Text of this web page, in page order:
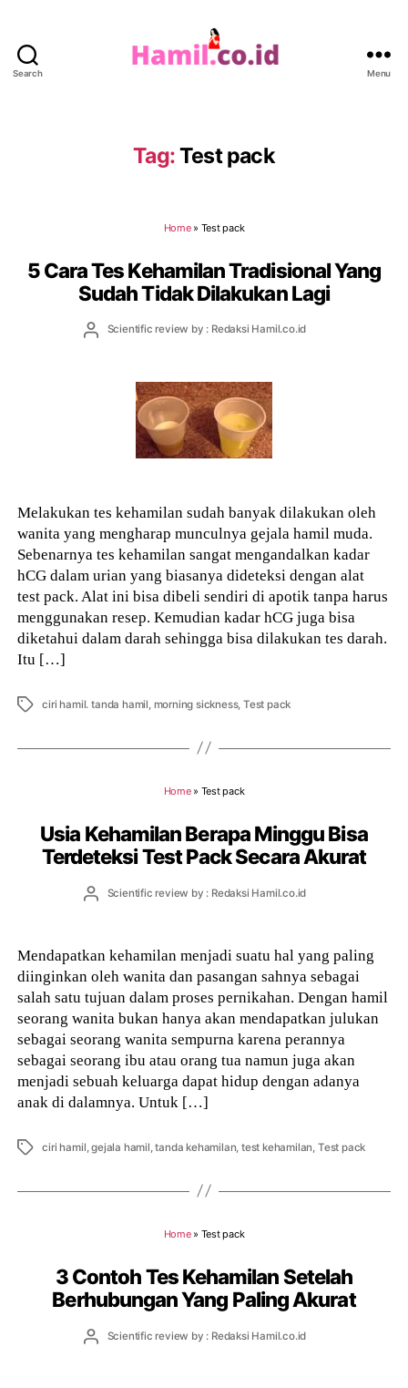
Search Menu
Tag:Test pack
Home» Test pack
5 Cara Tes Kehamilan Tradisional Yang
Sudah Tidak Dilakukan Lagi
PostScientific review by : Redaksi Hamil.co.id
Melakukan tes kehamilan sudah banyak dilakukan oleh
wanita yang mengharap munculnya gejala hamil muda.
Sebenarnya tes kehamilan sangat mengandalkan kadar
hCG dalam urian yang biasanya dideteksi dengan alat
test pack. Alat ini bisa dibeli sendiri di apotik tanpa harus
menggunakan resep. Kemudian kadar hCG juga bisa
diketahui dalam darah sehingga bisa dilakukan tes darah.
Itu […]
Tags ciri hamil. tanda hamil morning sickness,Test pack
Home» Test pack
Usia Kehamilan Berapa Minggu Bisa
Terdeteksi Test Pack Secara Akurat
PostScientific review by : Redaksi Hamil.co.id
Mendapatkan kehamilan menjadi suatu hal yang paling
diinginkan oleh wanita dan pasangan sahnya sebagai
salah satu tujuan dalam proses pernikahan. Dengan hamil
seorang wanita bukan hanya akan mendapatkan julukan
sebagai seorang wanita sempurna karena perannya
sebagai seorang ibu atau orang tua namun juga akan
menjadi sebuah keluarga dapat hidup dengan adanya
anak di dalamnya. Untuk […]
Tags ciri hamil ,gejala hamil ,tanda kehamilan ,test kehamilan Test pack
Home» Test pack
3 Contoh Tes Kehamilan Setelah
Berhubungan Yang Paling Akurat
PostScientific review by : Redaksi Hamil.co.id